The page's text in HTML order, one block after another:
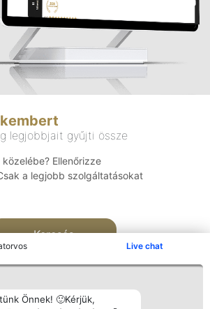
Live chat
Önnek! 🙂Kérjük,
legjobbjait gyűjti össze
Ellenőrizze
a legjobb szolgáltatásokat
Keresés